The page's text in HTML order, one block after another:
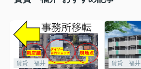
賃貸 福井 賃貸 福井